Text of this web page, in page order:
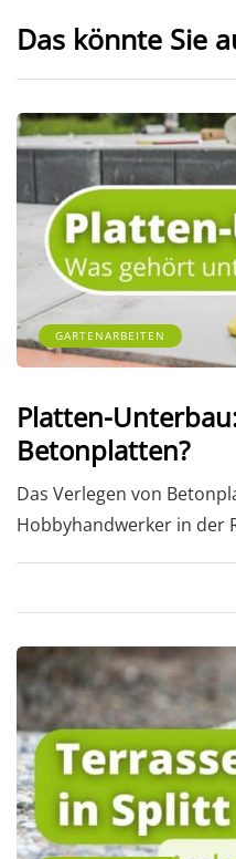
Das könnte Sie
GARTENARBEITEN
Platten-
Betonplatten?
Das Verlegen von
Hobbyhandwerker in der